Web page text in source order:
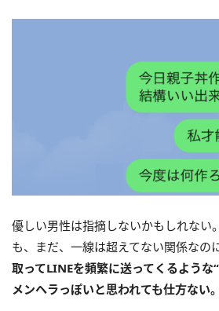
優しい男性は指摘しないかもしれない
も、まだ、一線は超えてない関係なのに
取ってLINEを頻繁に送ってくるような“
メンヘラっぽいと思われても仕方ない。